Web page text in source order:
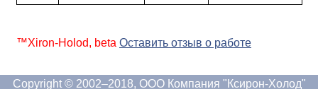
™Xiron-Holod, beta Оставить отзыв о работе
Copyright © 2002–2018, ООО Компания "Ксирон-Холод"